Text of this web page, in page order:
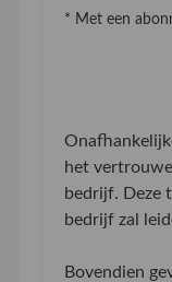
* Met een
het
bedrijf. Deze
bedrijf zal
Bovendien